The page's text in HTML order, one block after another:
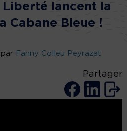
Liberté lancent la
Cabane Bleue !
Fanny Colleu Peyrazat
Partager